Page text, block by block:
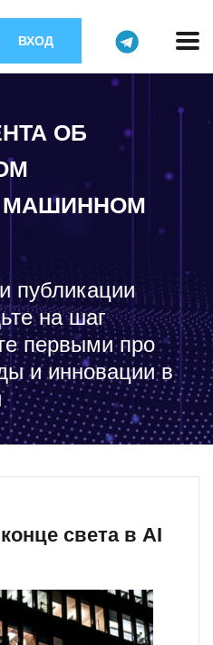
ВХОД
ОБ
МАШИННОМ
публикации
на шаг
первыми про
и инновации в
света в AI